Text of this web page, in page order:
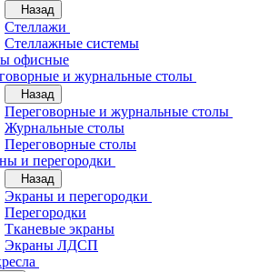
Назад
Стеллажи
Стеллажные системы
офисные
и журнальные столы
Назад
Переговорные и журнальные столы
Журнальные столы
Переговорные столы
и перегородки
Назад
Экраны и перегородки
Перегородки
Тканевые экраны
Экраны ЛДСП